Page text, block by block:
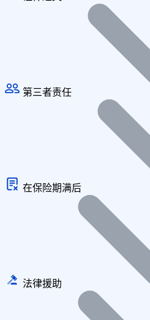
第三者责任
在保险期满后
法律援助